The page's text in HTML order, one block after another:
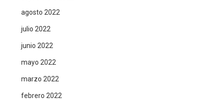
agosto 2022
julio 2022
junio 2022
mayo 2022
marzo 2022
febrero 2022